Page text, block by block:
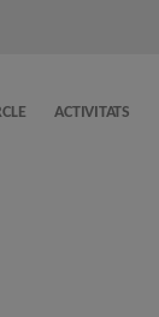
ACTIVITATS